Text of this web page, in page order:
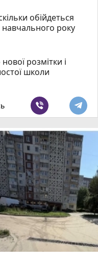
обійдеться
року
розмітки і
школи